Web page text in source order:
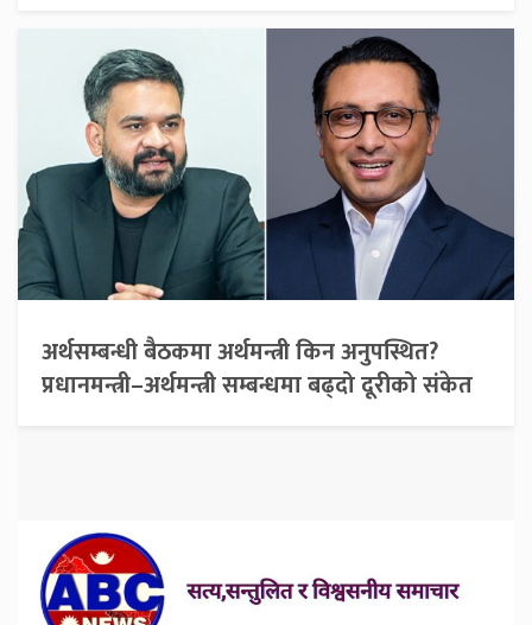
अर्थसम्बन्धी बैठकमा अर्थमन्त्री किन अनुपस्थित?
प्रधानमन्त्री–अर्थमन्त्री सम्बन्धमा बढ्दो दूरीको संकेत